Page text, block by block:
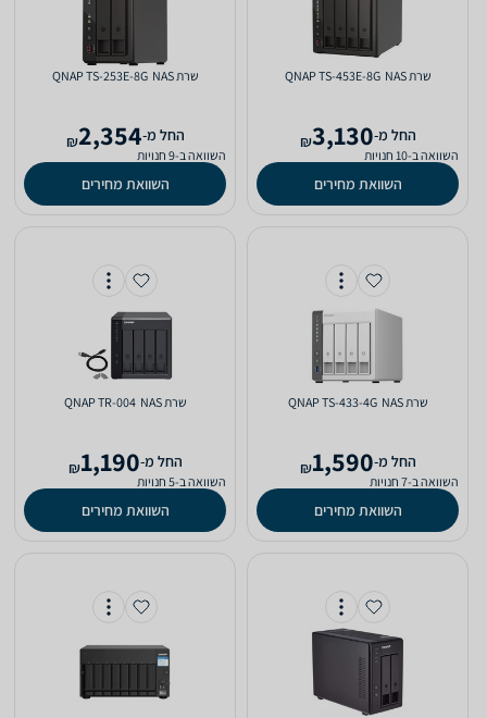
שרת NAS ‏ QNAP TS-453E-8G
‫החל מ-3,130
₪
השוואה ב-10 חנויות
השוואת מחירים
שרת NAS ‏ QNAP TS-253E-8G
‫החל מ-2,354
₪
השוואה ב-9 חנויות
השוואת מחירים
שרת NAS ‏ QNAP TS-433-4G
‫החל מ-1,590
₪
השוואה ב-7 חנויות
השוואת מחירים
שרת NAS ‏ QNAP TR-004
‫החל מ-1,190
₪
השוואה ב-5 חנויות
השוואת מחירים